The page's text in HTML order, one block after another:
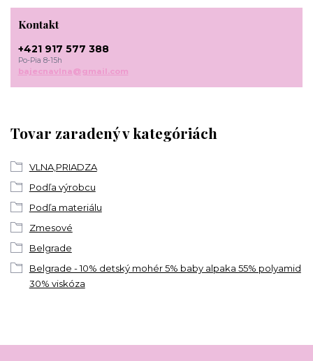
Tovar zaradený v kategóriách
VLNA,PRIADZA
Podľa výrobcu
Podľa materiálu
Zmesové
Belgrade
Belgrade - 10% detský mohér 5% baby alpaka 55% polyamid
30% viskóza
Kontakt
+421 917 577 388
Po-Pia 8-15h
bajecnavlna@gmail.com